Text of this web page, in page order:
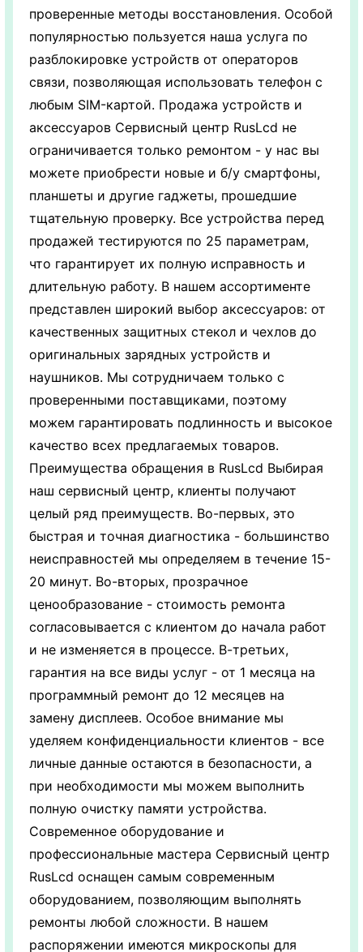
проверенные методы восстановления. Особой
популярностью пользуется наша услуга по
разблокировке устройств от операторов
связи, позволяющая использовать телефон с
любым SIM-картой. Продажа устройств и
аксессуаров Сервисный центр RusLcd не
ограничивается только ремонтом - у нас вы
можете приобрести новые и б/у смартфоны,
планшеты и другие гаджеты, прошедшие
тщательную проверку. Все устройства перед
продажей тестируются по 25 параметрам,
что гарантирует их полную исправность и
длительную работу. В нашем ассортименте
представлен широкий выбор аксессуаров: от
качественных защитных стекол и чехлов до
оригинальных зарядных устройств и
наушников. Мы сотрудничаем только с
проверенными поставщиками, поэтому
можем гарантировать подлинность и высокое
качество всех предлагаемых товаров.
Преимущества обращения в RusLcd Выбирая
наш сервисный центр, клиенты получают
целый ряд преимуществ. Во-первых, это
быстрая и точная диагностика - большинство
неисправностей мы определяем в течение 15-
20 минут. Во-вторых, прозрачное
ценообразование - стоимость ремонта
согласовывается с клиентом до начала работ
и не изменяется в процессе. В-третьих,
гарантия на все виды услуг - от 1 месяца на
программный ремонт до 12 месяцев на
замену дисплеев. Особое внимание мы
уделяем конфиденциальности клиентов - все
личные данные остаются в безопасности, а
при необходимости мы можем выполнить
полную очистку памяти устройства.
Современное оборудование и
профессиональные мастера Сервисный центр
RusLcd оснащен самым современным
оборудованием, позволяющим выполнять
ремонты любой сложности. В нашем
распоряжении имеются микроскопы для